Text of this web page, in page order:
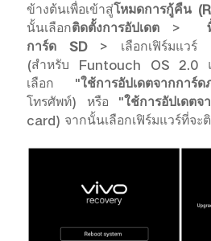
ข้างต้นเพื่อเข้าสู่โหมดการกู้คืน (
นั้นเลือกติดตั้งการอัปเดต >
การ์ดSD> เลือกเฟิร์มแวร์
(สำหรับ Funtouch OS 2.0 แ
เลือก "ใช้การอัปเดตจากการ์ด
โทรศัพท์) หรือ "ใช้การอัปเดตจ
card) จากนั้นเลือกเฟิร์มแวร์ที่จะ